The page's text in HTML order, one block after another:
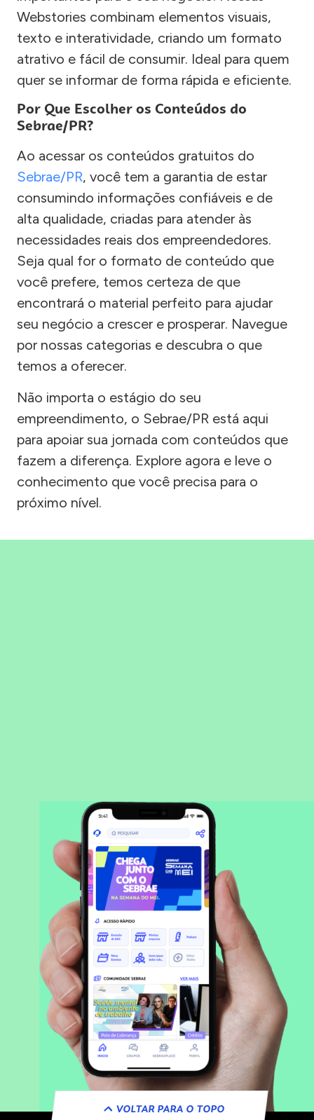
Webstories combinam elementos visuais,
texto e interatividade, criando um formato
atrativo e fácil de consumir. Ideal para quem
quer se informar de forma rápida e eficiente.
Por Que Escolher os Conteúdos do
Sebrae/PR?
Ao acessar os conteúdos gratuitos do
Sebrae/PR, você tem a garantia de estar
consumindo informações confiáveis e de
alta qualidade, criadas para atender às
necessidades reais dos empreendedores.
Seja qual for o formato de conteúdo que
você prefere, temos certeza de que
encontrará o material perfeito para ajudar
seu negócio a crescer e prosperar. Navegue
por nossas categorias e descubra o que
temos a oferecer.
Não importa o estágio do seu
empreendimento, o Sebrae/PR está aqui
para apoiar sua jornada com conteúdos que
fazem a diferença. Explore agora e leve o
conhecimento que você precisa para o
próximo nível.
VOLTAR PARA O TOPO